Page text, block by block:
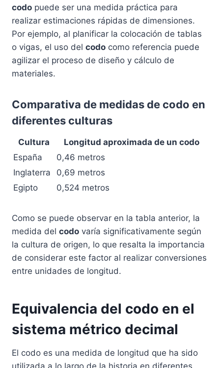
codo puede ser una medida práctica para
realizar estimaciones rápidas de dimensiones.
Por ejemplo, al planificar la colocación de tablas
o vigas, el uso del codo como referencia puede
agilizar el proceso de diseño y cálculo de
materiales.
Comparativa de medidas de codo en
diferentes culturas
Cultura Longitud aproximada de un codo
España
0,46 metros
Inglaterra
0,69 metros
Egipto
0,524 metros
Como se puede observar en la tabla anterior, la
medida del codo varía significativamente según
la cultura de origen, lo que resalta la importancia
de considerar este factor al realizar conversiones
entre unidades de longitud.
Equivalencia del codo en el
sistema métrico decimal
El codo es una medida de longitud que ha sido